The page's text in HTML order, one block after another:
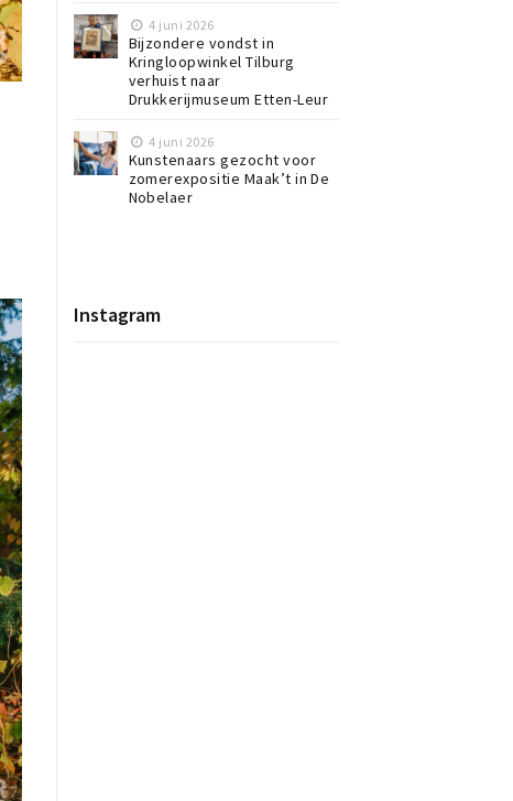
4 juni 2026
Bijzondere vondst in
Kringloopwinkel Tilburg
verhuist naar
Drukkerijmuseum Etten-Leur
4 juni 2026
Kunstenaars gezocht voor
zomerexpositie Maak’t in De
Nobelaer
Instagram